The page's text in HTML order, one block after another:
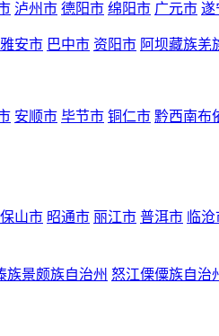
泸州市 德阳市 绵阳市 广元市 遂
雅安市 巴中市 资阳市 阿坝藏族羌
安顺市 毕节市 铜仁市 黔西南布
保山市 昭通市 丽江市 普洱市 临
族景颇族自治州 怒江傈僳族自治